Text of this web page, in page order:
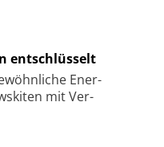
entschlüsselt
Ener­
mit Ver­